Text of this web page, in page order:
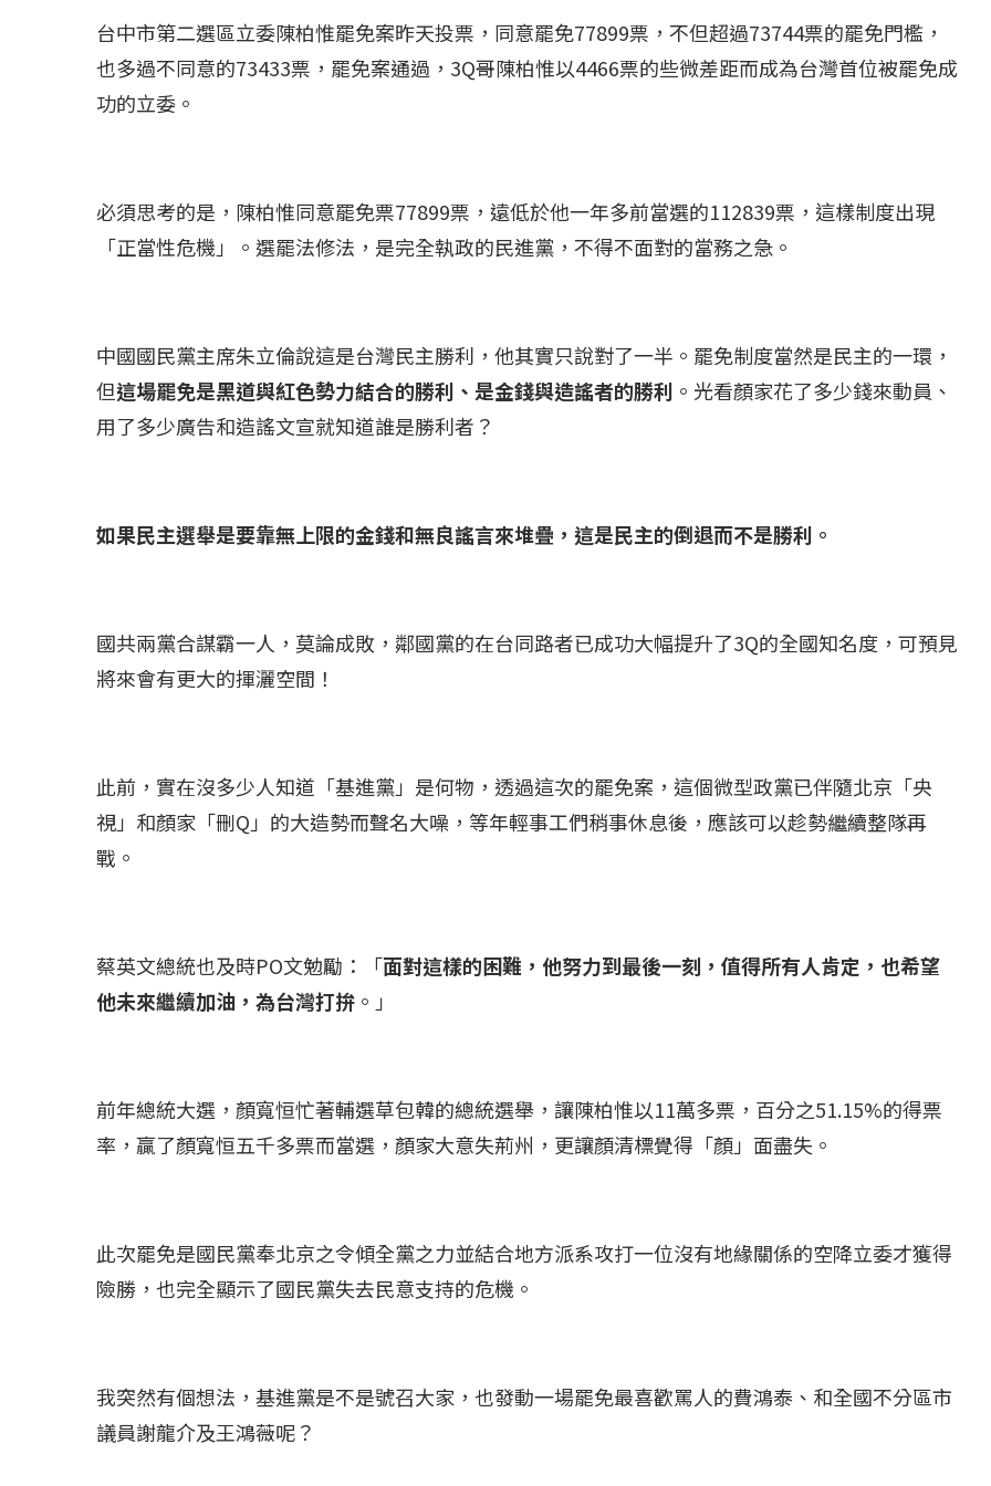
台中市第二選區立委陳柏惟罷免案昨天投票，同意罷免77899票，不但超過73744票的罷免門檻，
也多過不同意的73433票，罷免案通過，3Q哥陳柏惟以4466票的些微差距而成為台灣首位被罷免成
功的立委。
必須思考的是，陳柏惟同意罷免票77899票，遠低於他一年多前當選的112839票，這樣制度出現
「正當性危機」。選罷法修法，是完全執政的民進黨，不得不面對的當務之急。
中國國民黨主席朱立倫說這是台灣民主勝利，他其實只說對了一半。罷免制度當然是民主的一環，
但這場罷免是黑道與紅色勢力結合的勝利、是金錢與造謠者的勝利 。光看顏家花了多少錢來動員、
用了多少廣告和造謠文宣就知道誰是勝利者？​
如果民主選舉是要靠無上限的金錢和無良謠言來堆疊，這是民主的倒退而不是勝利。
國共兩黨合謀霸一人，莫論成敗，鄰國黨的在台同路者已成功大幅提升了3Q的全國知名度，可預見
將來會有更大的揮灑空間！
此前，實在沒多少人知道「基進黨」是何物，透過這次的罷免案，這個微型政黨已伴隨北京「央
視」和顏家「刪Q」的大造勢而聲名大噪，等年輕事工們稍事休息後，應該可以趁勢繼續整隊再
戰。
蔡英文總統也及時PO文勉勵：「面對這樣的困難，他努力到最後一刻，值得所有人肯定，也希望
他未來繼續加油，為台灣打拚 。」
前年總統大選，顏寬恒忙著輔選草包韓的總統選舉，讓陳柏惟以11萬多票，百分之51.15%的得票
率，贏了顏寬恒五千多票而當選，顏家大意失荊州，更讓顏清標覺得「顏」面盡失。
此次罷免是國民黨奉北京之令傾全黨之力並結合地方派系攻打一位沒有地緣關係的空降立委才獲得
險勝，也完全顯示了國民黨失去民意支持的危機。
我突然有個想法，基進黨是不是號召大家，也發動一場罷免最喜歡罵人的費鴻泰、和全國不分區市
議員謝龍介及王鴻薇呢？
島雷克雅內斯火... 哈馬斯引爆遠超4...
2023 年 11 月 月 25 日
【國際】路透：德...